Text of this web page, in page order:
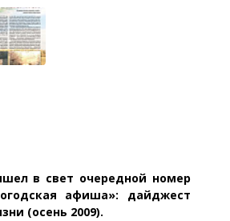
в свет очередной номер
афиша»: дайджест
(осень 2009).